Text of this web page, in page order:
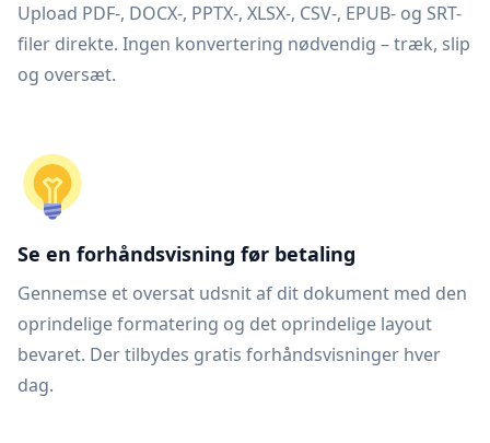
Upload PDF-, DOCX-, PPTX-, XLSX-, CSV-, EPUB- og SRT-
filer direkte. Ingen konvertering nødvendig – træk, slip
og oversæt.
Se en forhåndsvisning før betaling
Gennemse et oversat udsnit af dit dokument med den
oprindelige formatering og det oprindelige layout
bevaret. Der tilbydes gratis forhåndsvisninger hver
dag.